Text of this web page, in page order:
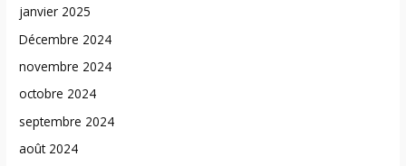
janvier 2025
Décembre 2024
novembre 2024
octobre 2024
septembre 2024
août 2024